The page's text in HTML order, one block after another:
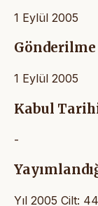
1 Eylül 2005
1 Eylül 2005
Kabul
-
Yıl 2005 Cilt: